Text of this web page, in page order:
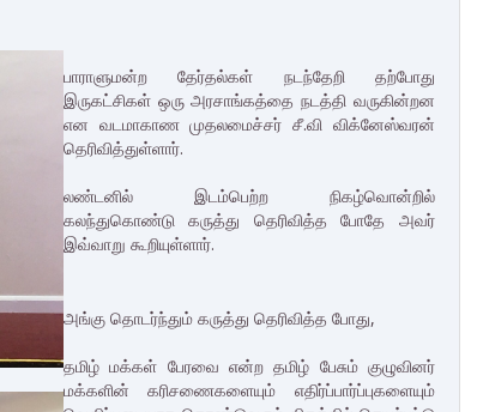
பாராளுமன்ற தேர்தல்கள் நடந்தேறி தற்போது
இருகட்சிகள் ஒரு அரசாங்கத்தை நடத்தி வருகின்றன
என வடமாகாண முதலமைச்சர் சீ.வி விக்னேஸ்வரன்
தெரிவித்துள்ளார்.
லண்டனில் இடம்பெற்ற நிகழ்வொன்றில்
கலந்துகொண்டு கருத்து தெரிவித்த போதே அவர்
இவ்வாறு கூறியுள்ளார்.
அங்கு தொடர்ந்தும் கருத்து தெரிவித்த போது,
தமிழ் மக்கள் பேரவை என்ற தமிழ் பேசும் குழுவினர்
மக்களின் கரிசணைகளையும் எதிர்ப்பார்ப்புகளையும்